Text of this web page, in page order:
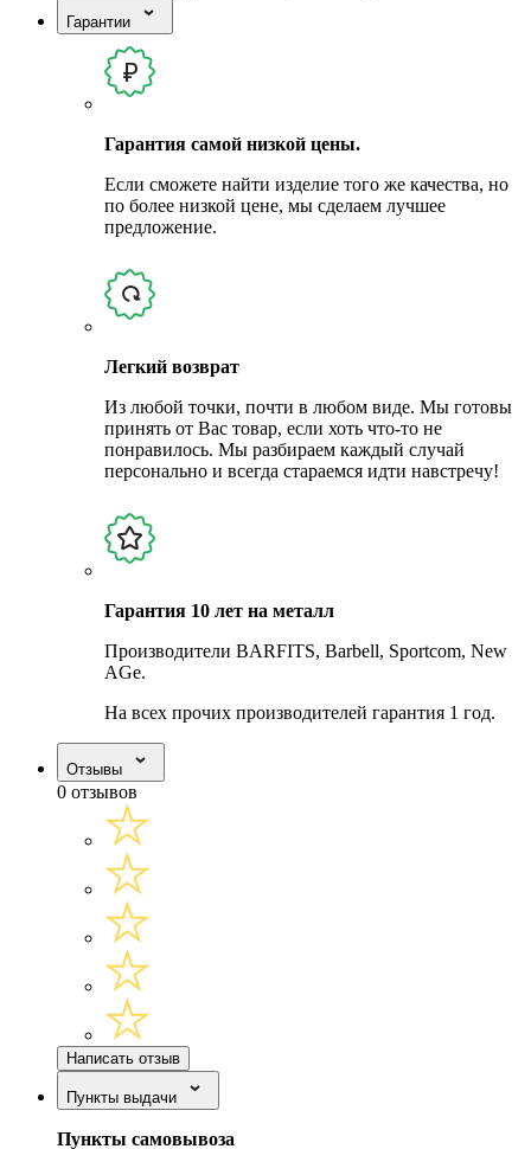
Гарантии
Гарантия самой низкой цены.
Если сможете найти изделие того же качества, но
по более низкой цене, мы сделаем лучшее
предложение.
Легкий возврат
Из любой точки, почти в любом виде. Мы готовы
принять от Вас товар, если хоть что-то не
понравилось. Мы разбираем каждый случай
персонально и всегда стараемся идти навстречу!
Гарантия 10 лет на металл
Производители BARFITS, Barbell, Sportcom, New
AGe.
На всех прочих производителей гарантия 1 год.
Отзывы
0 отзывов
Написать отзыв
Пункты выдачи
Пункты самовывоза